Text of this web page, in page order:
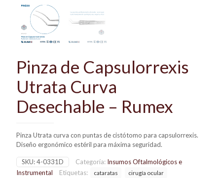
Pinza de Capsulorrexis
Utrata Curva
Desechable – Rumex
Pinza Utrata curva con puntas de cistótomo para capsulorrexis.
Diseño ergonómico estéril para máxima seguridad.
SKU:4-0331D Categoría: Insumos Oftalmológicos e
Instrumental
Etiquetas: cataratas
cirugía ocular